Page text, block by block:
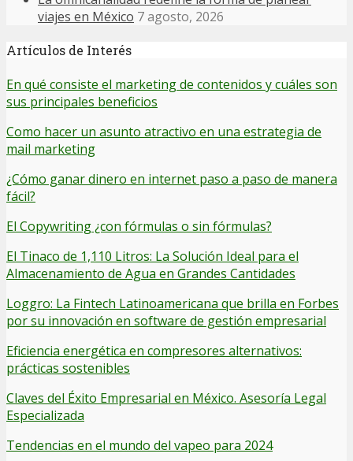
viajes en México 7 agosto, 2026
Artículos de Interés
En qué consiste el marketing de contenidos y cuáles son
sus principales beneficios
Como hacer un asunto atractivo en una estrategia de
mail marketing
¿Cómo ganar dinero en internet paso a paso de manera
fácil?
El Copywriting ¿con fórmulas o sin fórmulas?
El Tinaco de 1,110 Litros: La Solución Ideal para el
Almacenamiento de Agua en Grandes Cantidades
Loggro: La Fintech Latinoamericana que brilla en Forbes
por su innovación en software de gestión empresarial
Eficiencia energética en compresores alternativos:
prácticas sostenibles
Claves del Éxito Empresarial en México. Asesoría Legal
Especializada
Tendencias en el mundo del vapeo para 2024